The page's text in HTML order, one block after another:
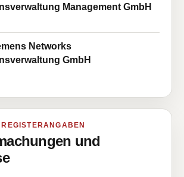
Management GmbH
Networks
GmbH
und